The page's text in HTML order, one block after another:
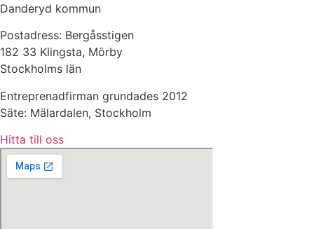
Danderyd kommun
Postadress: Bergåsstigen
182 33 Klingsta, Mörby
Stockholms län
Entreprenadfirman grundades 2012
Säte: Mälardalen, Stockholm
Hitta till oss